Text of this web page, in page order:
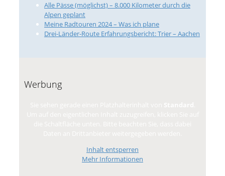
Alle Pässe (möglichst) – 8.000 Kilometer durch die
Alpen geplant
Meine Radtouren 2024 – Was ich plane
Drei-Länder-Route Erfahrungsbericht: Trier – Aachen
Werbung
Inhalt entsperren
Mehr Informationen